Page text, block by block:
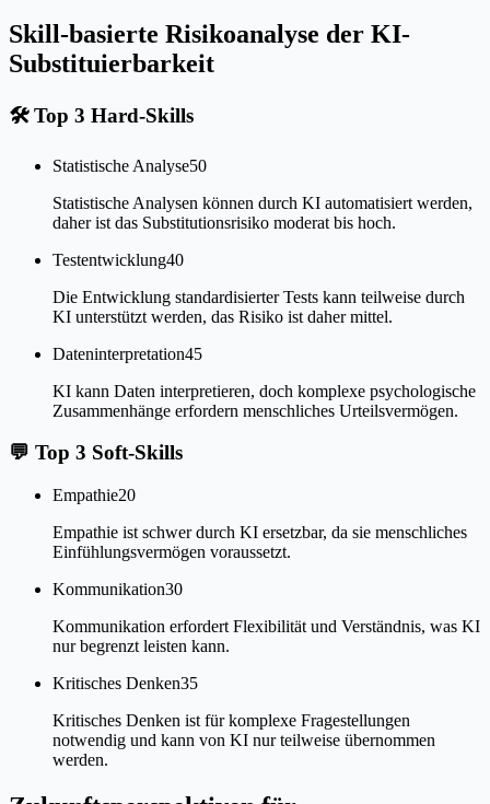
Skill-basierte Risikoanalyse der KI-
Substituierbarkeit
🛠Top 3 Hard-Skills
Statistische Analyse50
Statistische Analysen können durch KI automatisiert werden,
daher ist das Substitutionsrisiko moderat bis hoch.
Testentwicklung40
Die Entwicklung standardisierter Tests kann teilweise durch
KI unterstützt werden, das Risiko ist daher mittel.
Dateninterpretation45
KI kann Daten interpretieren, doch komplexe psychologische
Zusammenhänge erfordern menschliches Urteilsvermögen.
💬 Top 3 Soft-Skills
Empathie20
Empathie ist schwer durch KI ersetzbar, da sie menschliches
Einfühlungsvermögen voraussetzt.
Kommunikation30
Kommunikation erfordert Flexibilität und Verständnis, was KI
nur begrenzt leisten kann.
Kritisches Denken35
Kritisches Denken ist für komplexe Fragestellungen
notwendig und kann von KI nur teilweise übernommen
werden.